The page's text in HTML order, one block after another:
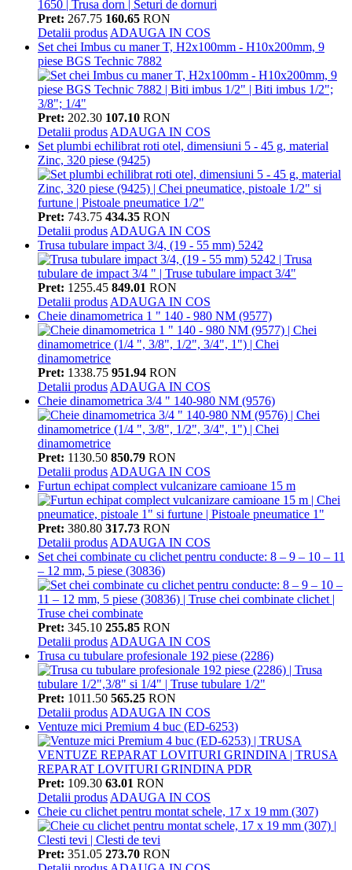
Pret: 267.75 160.65 RON
Detalii produs ADAUGA IN COS
Set chei Imbus cu maner T, H2x100mm - H10x200mm, 9
piese BGS Technic 7882
Pret: 202.30 107.10 RON
Detalii produs ADAUGA IN COS
Set plumbi echilibrat roti otel, dimensiuni 5 - 45 g, material
Zinc, 320 piese (9425)
Pret: 743.75 434.35 RON
Detalii produs ADAUGA IN COS
Trusa tubulare impact 3/4, (19 - 55 mm) 5242
Pret: 1255.45 849.01 RON
Detalii produs ADAUGA IN COS
Cheie dinamometrica 1 " 140 - 980 NM (9577)
Pret: 1338.75 951.94 RON
Detalii produs ADAUGA IN COS
Cheie dinamometrica 3/4 " 140-980 NM (9576)
Pret: 1130.50 850.79 RON
Detalii produs ADAUGA IN COS
Furtun echipat complect vulcanizare camioane 15 m
Pret: 380.80 317.73 RON
Detalii produs ADAUGA IN COS
Set chei combinate cu clichet pentru conducte: 8 – 9 – 10 – 11
– 12 mm, 5 piese (30836)
Pret: 345.10 255.85 RON
Detalii produs ADAUGA IN COS
Trusa cu tubulare profesionale 192 piese (2286)
Pret: 1011.50 565.25 RON
Detalii produs ADAUGA IN COS
Ventuze mici Premium 4 buc (ED-6253)
Pret: 109.30 63.01 RON
Detalii produs ADAUGA IN COS
Cheie cu clichet pentru montat schele, 17 x 19 mm (307)
Pret: 351.05 273.70 RON